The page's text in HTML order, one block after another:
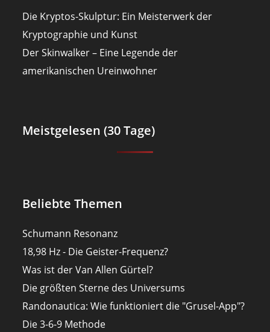
Die Kryptos-Skulptur: Ein Meisterwerk der
Kryptographie und Kunst
Der Skinwalker – Eine Legende der
amerikanischen Ureinwohner
Meistgelesen (30 Tage)
Beliebte Themen
Schumann Resonanz
18,98 Hz - Die Geister-Frequenz?
Was ist der Van Allen Gürtel?
Die größten Sterne des Universums
Randonautica: Wie funktioniert die "Grusel-App"?
Die 3-6-9 Methode